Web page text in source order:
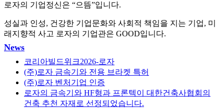
로자의 기업정신은 “으뜸”입니다.
성실과 인성, 건강한 기업문화와 사회적 책임을 지는 기업, 미
래지향적 사고 로자의 기업관은 GOOD입니다.
News
코리아빌드위크2026-로자
(주)로자 금속기와 전용 브라켓 특허
(주)로자 벤처기업 인증
로자의 금속기와 HF형과 프론텍이 대한건축사협회의
건축 추천 자재로 선정되었습니다.